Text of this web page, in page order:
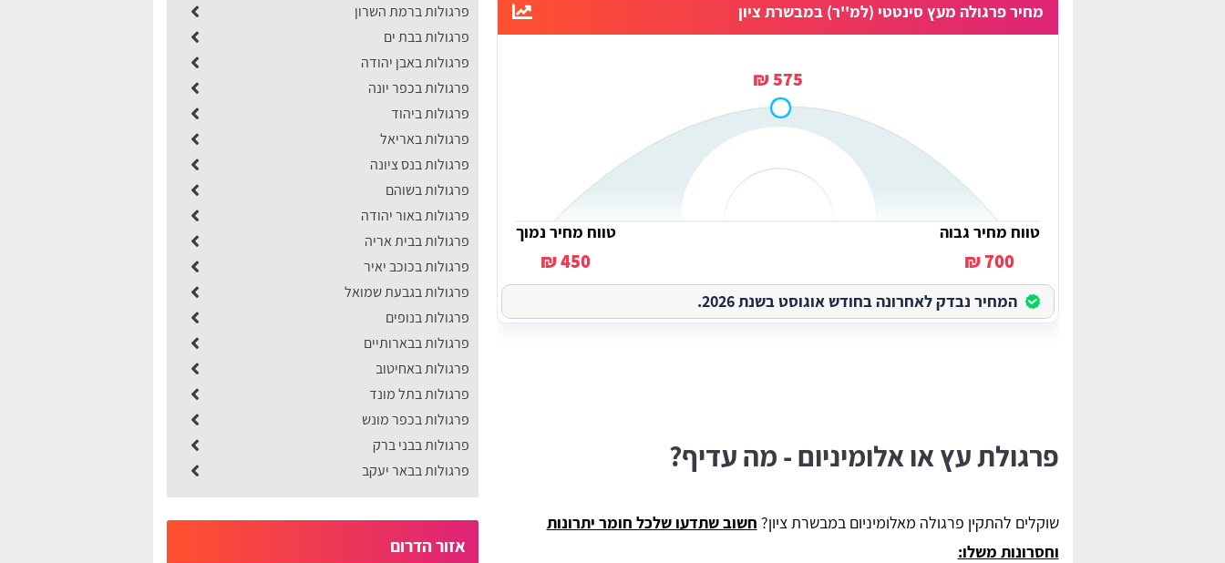
מחיר פרגולה מעץ סינטטי (למ''ר) במבשרת ציון
575 ₪
טווח מחיר גבוה
700 ₪
טווח מחיר נמוך
450 ₪
המחיר נבדק לאחרונה בחודש אוגוסט בשנת 2026.
פרגולת עץ או אלומיניום - מה עדיף?
שוקלים להתקין פרגולה מאלומיניום במבשרת ציון? חשוב שתדעו שלכל חומר יתרונות
וחסרונות משלו:
פרגולות ברמת השרון
פרגולות בבת ים
פרגולות באבן יהודה
פרגולות בכפר יונה
פרגולות ביהוד
פרגולות באריאל
פרגולות בנס ציונה
פרגולות בשוהם
פרגולות באור יהודה
פרגולות בבית אריה
פרגולות בכוכב יאיר
פרגולות בגבעת שמואל
פרגולות בנופים
פרגולות בבארותיים
פרגולות באחיטוב
פרגולות בתל מונד
פרגולות בכפר מונש
פרגולות בבני ברק
פרגולות בבאר יעקב
אזור הדרום